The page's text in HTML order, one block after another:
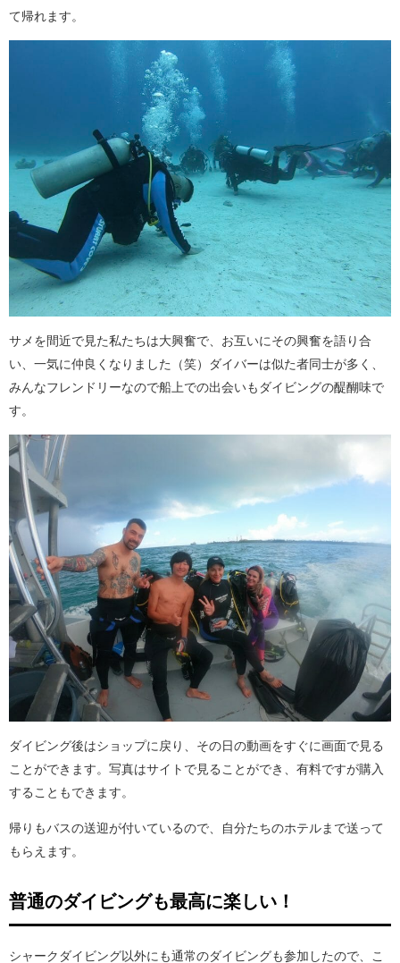
て帰れます。
サメを間近で見た私たちは大興奮で、お互いにその興奮を語り合
い、一気に仲良くなりました（笑）ダイバーは似た者同士が多く、
みんなフレンドリーなので船上での出会いもダイビングの醍醐味で
す。
ダイビング後はショップに戻り、その日の動画をすぐに画面で見る
ことができます。写真はサイトで見ることができ、有料ですが購入
することもできます。
帰りもバスの送迎が付いているので、自分たちのホテルまで送って
もらえます。
普通のダイビングも最高に楽しい！
シャークダイビング以外にも通常のダイビングも参加したので、こ